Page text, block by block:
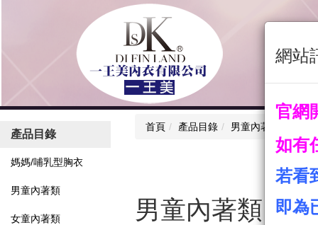
產品目錄
媽媽/哺乳型胸衣
男童內著類
女童內著類
首頁 產品目錄 男童內著類
男童內著類
網站
官網
如有
若看
即為